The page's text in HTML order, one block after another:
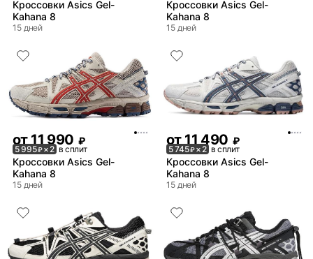
Кроссовки Asics Gel-
Kahana 8
15 дней
Кроссовки Asics Gel-
Kahana 8
15 дней
от11 990 ₽
5 995₽× 2 в сплит
Кроссовки Asics Gel-
Kahana 8
15 дней
от11 490 ₽
5 745₽× 2 в сплит
Кроссовки Asics Gel-
Kahana 8
15 дней